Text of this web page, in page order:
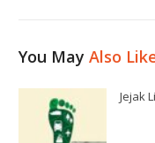
You MayAlso
Jejak